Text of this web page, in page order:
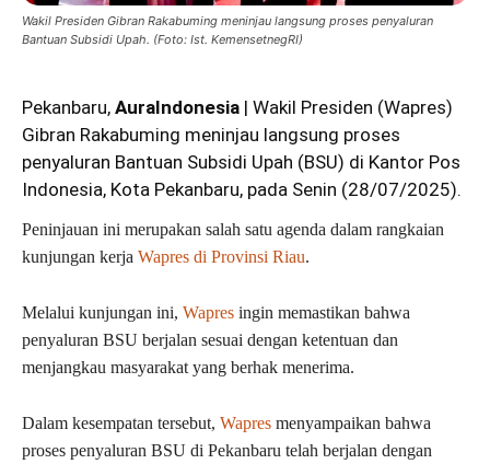
Wakil Presiden Gibran Rakabuming meninjau langsung proses penyaluran
Bantuan Subsidi Upah. (Foto: Ist. KemensetnegRI)
Pekanbaru, AuraIndonesia | Wakil Presiden (Wapres)
Gibran Rakabuming meninjau langsung proses
penyaluran Bantuan Subsidi Upah (BSU) di Kantor Pos
Indonesia, Kota Pekanbaru, pada Senin (28/07/2025).
Peninjauan ini merupakan salah satu agenda dalam rangkaian
kunjungan kerja Wapres di Provinsi Riau.
Melalui kunjungan ini, Wapres ingin memastikan bahwa
penyaluran BSU berjalan sesuai dengan ketentuan dan
menjangkau masyarakat yang berhak menerima.
Dalam kesempatan tersebut, Wapres menyampaikan bahwa
proses penyaluran BSU di Pekanbaru telah berjalan dengan